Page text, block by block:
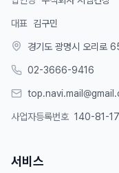
대표 김구민
경기도 광명시 오리로
02-3666-9416
사업자등록번호 140-81-
서비스